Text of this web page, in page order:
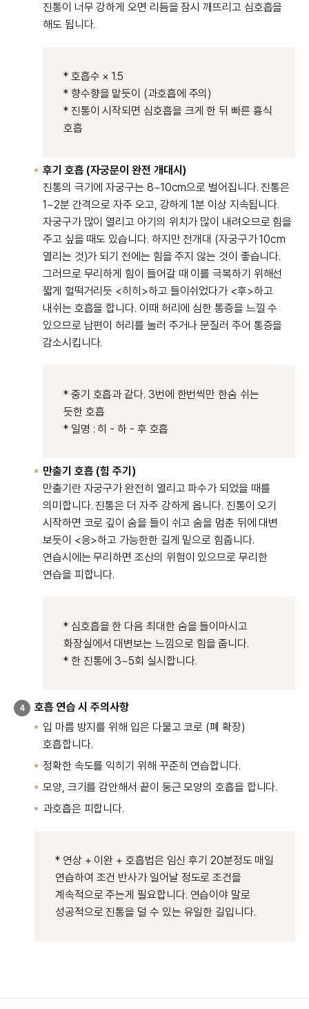
진통이 너무 강하게 오면 리듬을 잠시 깨뜨리고 심호흡을
해도 됩니다.
* 호흡수 × 1.5
* 향수향을 맡듯이 (과호흡에 주의)
* 진통이 시작되면 심호흡을 크게 한 뒤 빠른 흉식
호흡
후기 호흡 (자궁문이 완전 개대시)
진통의 극기에 자궁구는 8~10cm으로 벌어집니다. 진통은
1~2분 간격으로 자주 오고, 강하게 1분 이상 지속됩니다.
자궁구가 많이 열리고 아기의 위치가 많이 내려오므로 힘을
주고 싶을 때도 있습니다. 하지만 전개대 (자궁구가 10cm
열리는 것)가 되기 전에는 힘을 주지 않는 것이 좋습니다.
그러므로 무리하게 힘이 들어갈 때 이를 극복하기 위해선
짧게 헐떡거리듯 <히히>하고 들이쉬었다가 <후>하고
내쉬는 호흡을 합니다. 이때 허리에 심한 통증을 느낄 수
있으므로 남편이 허리를 눌러 주거나 문질러 주어 통증을
감소시킵니다.
* 중기 호흡과 같다. 3번에 한번씩만 한숨 쉬는
듯한 호흡
* 일명 : 히 - 하 - 후 호흡
만출기 호흡 (힘 주기)
만출기란 자궁구가 완전히 열리고 파수가 되었을 때를
의미합니다. 진통은 더 자주 강하게 옵니다. 진통이 오기
시작하면 코로 깊이 숨을 들이 쉬고 숨을 멈춘 뒤에 대변
보듯이 <응>하고 가능한한 길게 밑으로 힘줍니다.
연습시에는 무리하면 조산의 위험이 있으므로 무리한
연습을 피합니다.
* 심호흡을 한 다음 최대한 숨을 들이마시고
화장실에서 대변보는 느낌으로 힘을 줍니다.
* 한 진통에 3~5회 실시합니다.
4
호흡 연습 시 주의사항
입 마름 방지를 위해 입은 다물고 코로 (폐 확장)
호흡합니다.
정확한 속도를 익히기 위해 꾸준히 연습합니다.
모양, 크기를 감안해서 끝이 둥근 모양의 호흡을 합니다.
과호흡은 피합니다.
* 연상 + 이완 + 호흡법은 임신 후기 20분정도 매일
연습하여 조건 반사가 일어날 정도로 조건을
계속적으로 주는게 필요합니다. 연습이야 말로
성공적으로 진통을 덜 수 있는 유일한 길입니다.